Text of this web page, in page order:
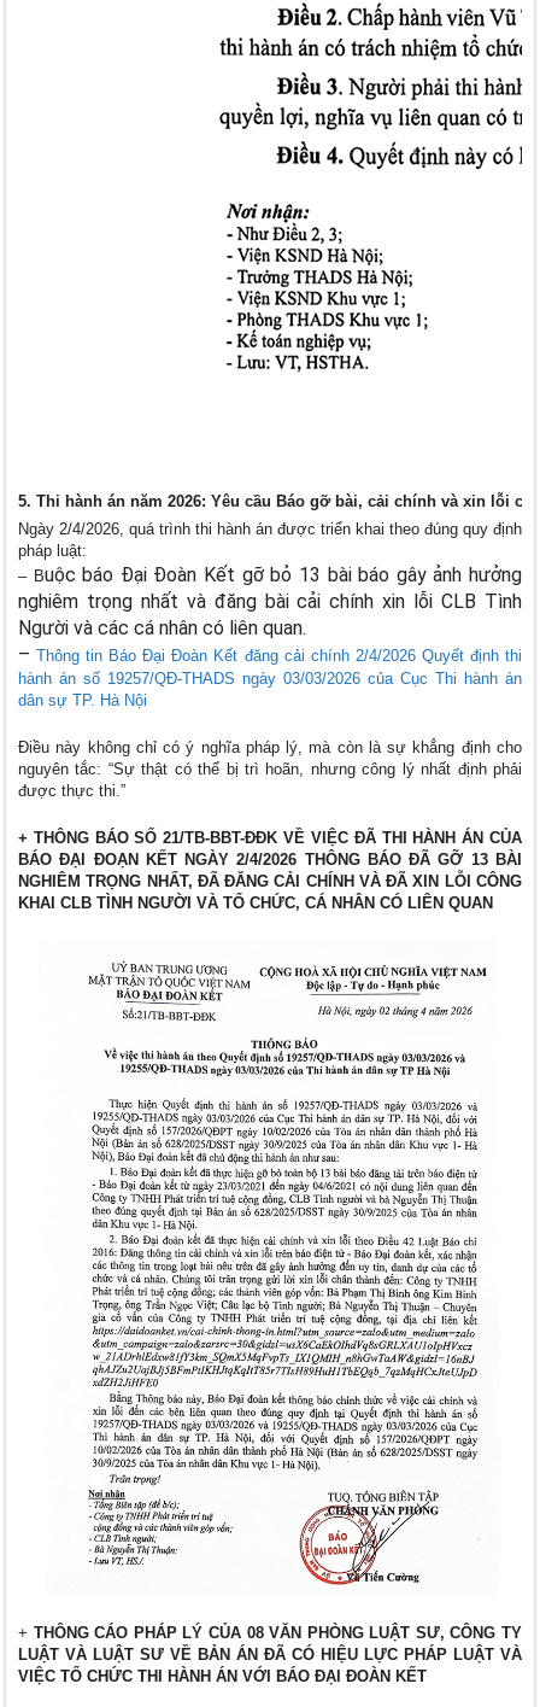
5. Thi hành án năm 2026: Yêu cầu Báo gỡ bài, cải chính và xin lỗi
Ngày 2/4/2026, quá trình thi hành án được triển khai theo đúng quy định
pháp luật:
– Buộc báo Đại Đoàn Kết gỡ bỏ 13 bài báo gây ảnh hưởng
nghiêm trọng nhất và đăng bài cải chính xin lỗi CLB Tình
Người và các cá nhân có liên quan.
–Thông tin Báo Đại Đoàn Kết đăng cải chính 2/4/2026Quyết định thi
hành án số 19257/QĐ-THADS ngày 03/03/2026 của Cục Thi hành án
dân sự TP. Hà Nội
Điều này không chỉ có ý nghĩa pháp lý, mà còn là sự khẳng định cho
nguyên tắc: “Sự thật có thể bị trì hoãn, nhưng công lý nhất định phải
được thực thi.”
+ THÔNG BÁO SỐ 21/TB-BBT-ĐĐK VỀ VIỆC ĐÃ THI HÀNH ÁN CỦA
BÁO ĐẠI ĐOẠN KẾT NGÀY 2/4/2026 THÔNG BÁO ĐÃ GỠ 13 BÀI
NGHIÊM TRỌNG NHẤT, ĐÃ ĐĂNG CẢI CHÍNH VÀ ĐÃ XIN LỖI CÔNG
KHAI CLB TÌNH NGƯỜI VÀ TỔ CHỨC, CÁ NHÂN CÓ LIÊN QUAN
+ THÔNG CÁO PHÁP LÝ CỦA 08 VĂN PHÒNG LUẬT SƯ, CÔNG TY
LUẬT VÀ LUẬT SƯ VỀ BẢN ÁN ĐÃ CÓ HIỆU LỰC PHÁP LUẬT VÀ
VIỆC TỔ CHỨC THI HÀNH ÁN VỚI BÁO ĐẠI ĐOÀN KẾT